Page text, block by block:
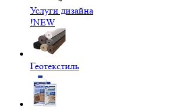
Услуги дизайна
!NEW
Геотекстиль